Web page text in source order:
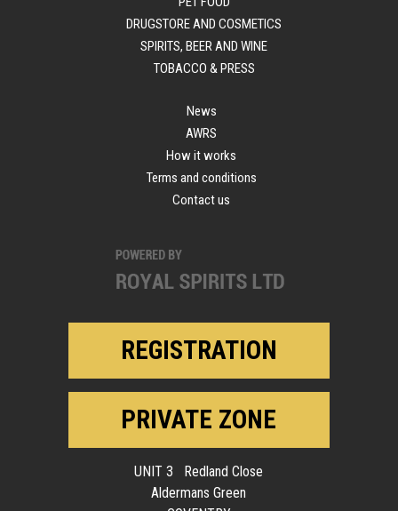
DRUGSTORE AND COSMETICS
SPIRITS, BEER AND WINE
TOBACCO & PRESS
News
AWRS
How it works
Terms and conditions
Contact us
REGISTRATION
PRIVATE ZONE
UNIT 3 Redland Close
Aldermans Green